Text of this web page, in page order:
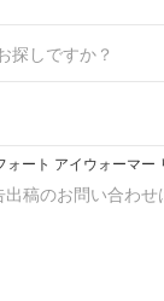
ォート アイウォーマ
出稿のお問い合わせ